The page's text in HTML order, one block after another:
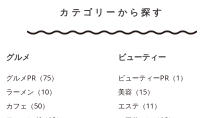
カテゴリーから探す
グルメ
グルメPR（75）
ラーメン（10）
カフェ（50）
ビューティー
ビューティーPR（1）
美容（15）
エステ（11）